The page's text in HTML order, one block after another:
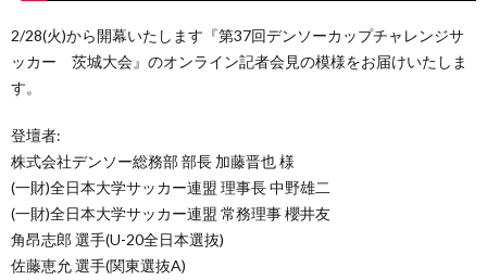
2/28(火)から開幕いたします『第37回デンソーカップチャレンジサ
ッカー 茨城大会』のオンライン記者会見の模様をお届けいたしま
す。
登壇者:
株式会社デンソー総務部 部長 加藤晋也 様
(一財)全日本大学サッカー連盟 理事長 中野雄二
(一財)全日本大学サッカー連盟 常務理事 櫻井友
角昂志郎 選手(U-20全日本選抜)
佐藤恵允 選手(関東選抜A)